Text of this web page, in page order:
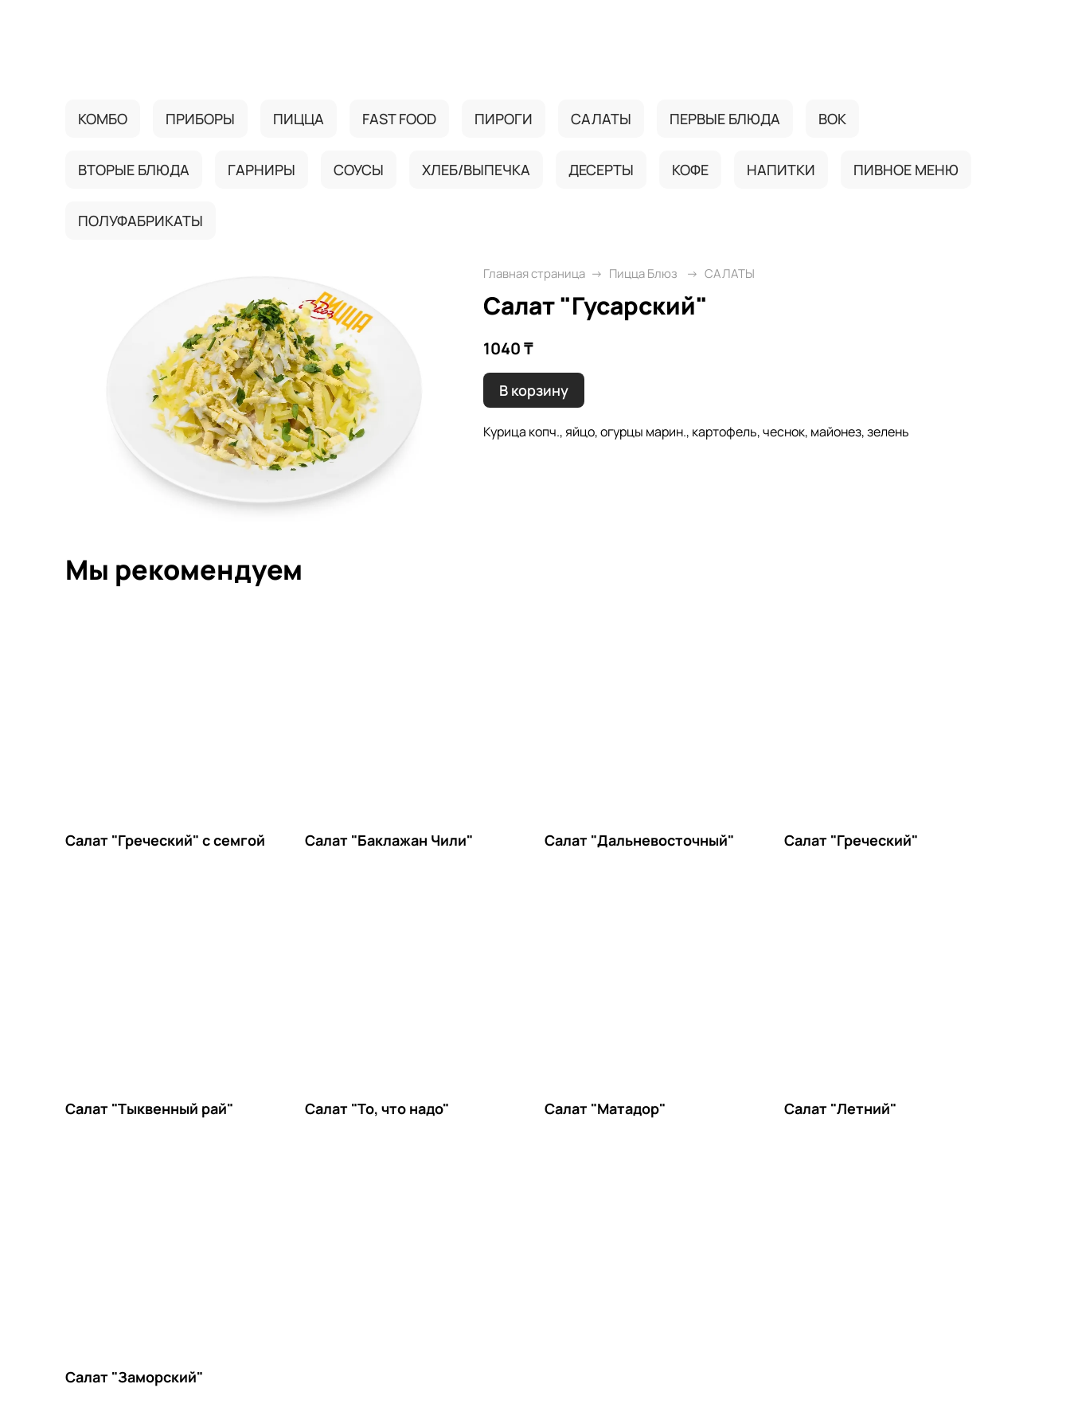
КОМБО ПРИБОРЫ ПИЦЦА FAST FOOD ПИРОГИ САЛАТЫ ПЕРВЫЕ БЛЮДА ВОК
ВТОРЫЕ БЛЮДА ГАРНИРЫ СОУСЫ ХЛЕБ/ВЫПЕЧКА ДЕСЕРТЫ КОФЕ НАПИТКИ ПИВНОЕ МЕНЮ
ПОЛУФАБРИКАТЫ
Главная страница Пицца Блюз САЛАТЫ
Салат "Гусарский"
1040 ₸
В корзину
Курица копч., яйцо, огурцы марин., картофель, чеснок, майонез, зелень
Мы рекомендуем
Салат "Греческий" с семгой Салат "Баклажан Чили" Салат "Дальневосточный" Салат "Греческий"
Салат "Тыквенный рай" Салат "То, что надо" Салат "Матадор" Салат "Летний"
Салат "Заморский"